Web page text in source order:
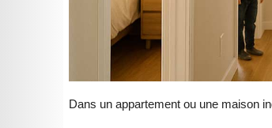
Dans un appartement ou une maison